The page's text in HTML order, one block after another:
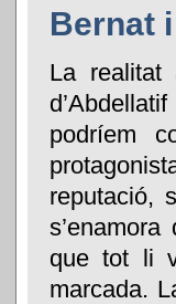
Bernat
La realitat
podríem
reputació,
que tot li
marcada.